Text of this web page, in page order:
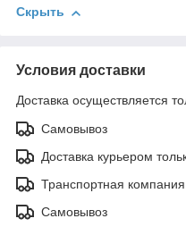
Скрыть
Условия доставки
Доставка осуществляется
Самовывоз
Доставка курьером
Транспортная компания
Самовывоз